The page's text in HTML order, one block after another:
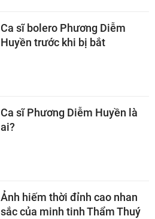
Ca sĩ bolero Phương Diễm
Huyền trước khi bị bắt
Ca sĩ Phương Diễm Huyền là
ai?
Ảnh hiếm thời đỉnh cao nhan
sắc của minh tinh Thẩm Thuý